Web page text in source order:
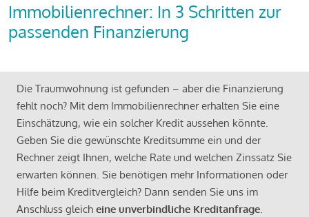
Immobilienrechner: In 3 Schritten zur
passenden Finanzierung
Die Traumwohnung ist gefunden – aber die Finanzierung
fehlt noch? Mit dem Immobilienrechner erhalten Sie eine
Einschätzung, wie ein solcher Kredit aussehen könnte.
Geben Sie die gewünschte Kreditsumme ein und der
Rechner zeigt Ihnen, welche Rate und welchen Zinssatz Sie
erwarten können. Sie benötigen mehr Informationen oder
Hilfe beim Kreditvergleich? Dann senden Sie uns im
Anschluss gleich eine unverbindliche Kreditanfrage.